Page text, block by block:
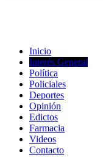
Inicio
Interés General
Política
Policiales
Deportes
Opinión
Edictos
Farmacia
Videos
Contacto